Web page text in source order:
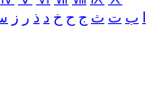
ب ت ث ج ح خ د ذ ر ز